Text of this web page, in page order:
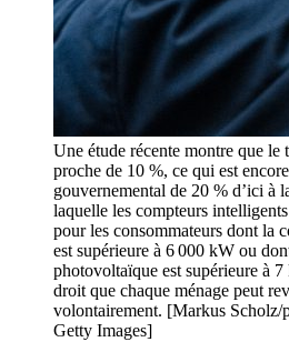
Une étude récente montre que le
proche de 10 %, ce qui est
gouvernemental de 20 % d’ici à
laquelle les compteurs
pour les consommateurs dont la
est supérieure à 6 000 kW ou
photovoltaïque est supérieure à
droit que chaque ménage peut
volontairement. [Markus Scholz/
Getty Images]